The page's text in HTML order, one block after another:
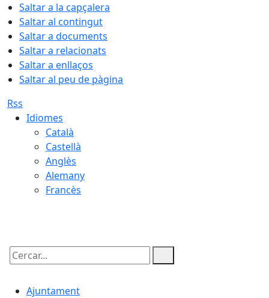
Saltar a la capçalera
Saltar al contingut
Saltar a documents
Saltar a relacionats
Saltar a enllaços
Saltar al peu de pàgina
Rss
Idiomes
Català
Castellà
Anglès
Alemany
Francès
Cercar:
Ajuntament